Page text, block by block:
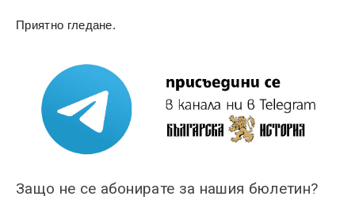
Приятно гледане.
Защо не се абонирате за нашия бюлетин?